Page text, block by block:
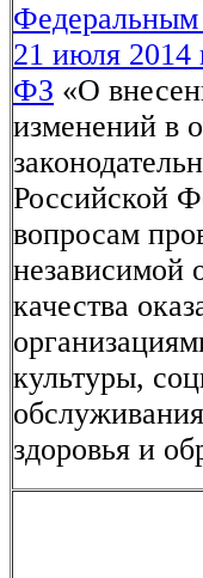
Федеральным
21 июля
ФЗ «О
изменений в
Российской
вопросам
независимой
качества
культуры,
здоровья и